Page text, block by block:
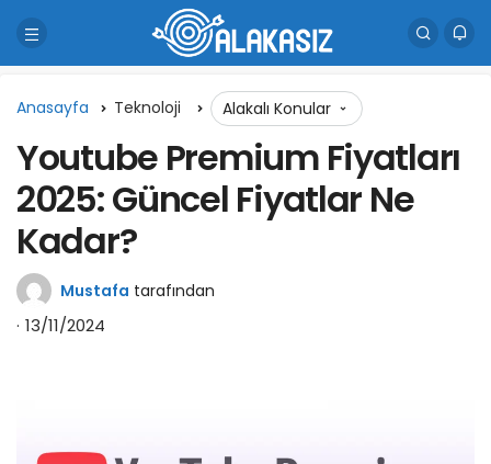
Anasayfa Teknoloji Alakalı Konular
Youtube Premium Fiyatları
2025: Güncel Fiyatlar Ne
Kadar?
Mustafa tarafından
13/11/2024